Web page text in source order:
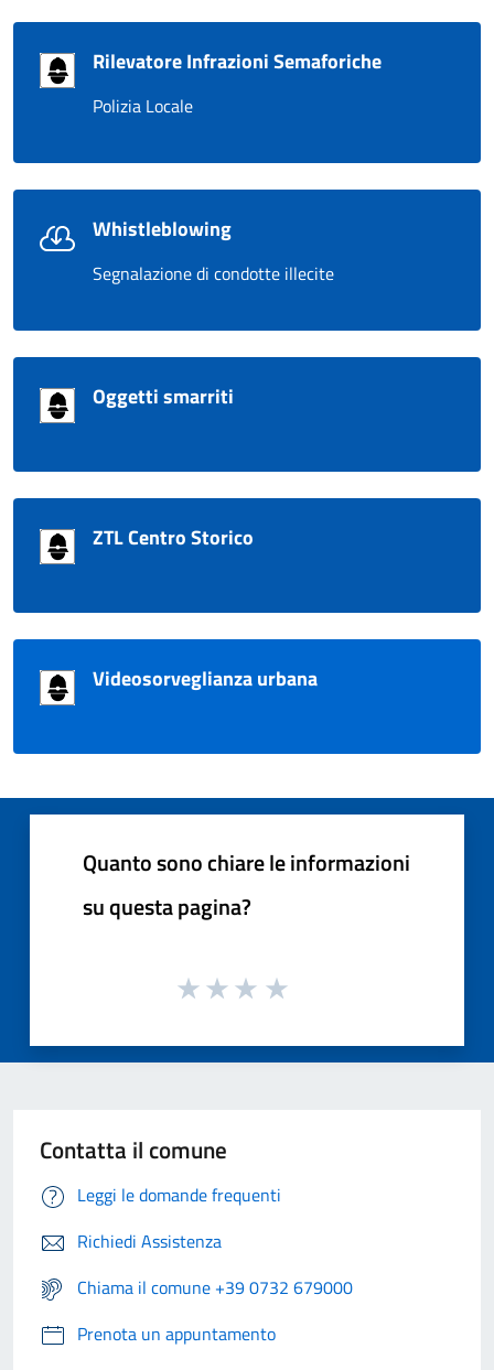
Rilevatore Infrazioni Semaforiche
Polizia Locale
Whistleblowing
Segnalazione di condotte illecite
Oggetti smarriti
ZTL Centro Storico
Videosorveglianza urbana
Quanto sono chiare le informazioni
su questa pagina?
Contatta il comune
Leggi le domande frequenti
Richiedi Assistenza
Chiama il comune +39 0732 679000
Prenota un appuntamento